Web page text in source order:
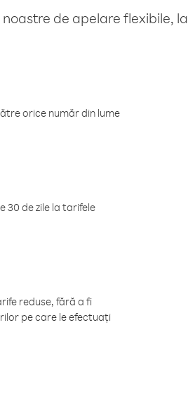
de apelare flexibile, la
orice număr din lume
30 de zile la tarifele
reduse, fără a fi
pe care le efectuați